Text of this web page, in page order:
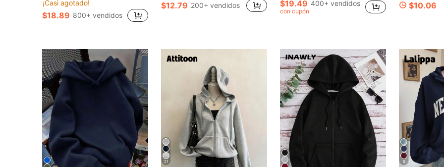
¡Casi agotado!
$18.89 800+ vendidos
$12.79 200+ vendidos $19.49 400+ vendidos
con cupón
$10.06
21 5